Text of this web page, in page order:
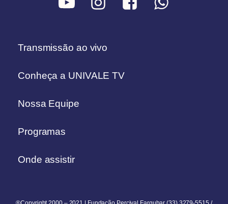
Transmissão ao vivo
Conheça a UNIVALE TV
Nossa Equipe
Programas
Onde assistir